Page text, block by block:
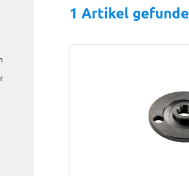
1 Artikel